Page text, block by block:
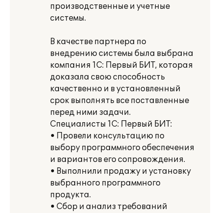
производственные и учетные
системы.
В качестве партнера по
внедрению системы была выбрана
компания 1С: Первый БИТ, которая
доказала свою способность
качественно и в установленный
срок выполнять все поставленные
перед ними задачи.
Специалисты 1С: Первый БИТ:
• Провели консультацию по
выбору программного обеспечения
и вариантов его сопровождения.
• Выполнили продажу и установку
выбранного программного
продукта.
• Сбор и анализ требований